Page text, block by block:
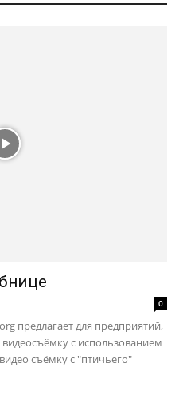
0
предлагает для предприятий,
с использованием
съёмку с "птичьего"